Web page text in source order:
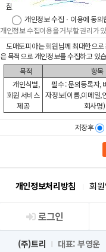
침
개인정보 수집ㆍ이용에 동의
개인정보 수집이용을 거부할 권리가
도매토피아는 회원님께 최대한으
은 목적으로 개인정보를 수집하고 있
목적
항목
개인식별,
회원 서비스
제공
필수 : 문의등록자,
자정보(이름,이메일,
회사명)
저장후
개인정보처리방침 회
로그인
(주)트리
대표: 부영운